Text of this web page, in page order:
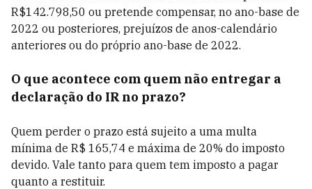
R$142.798,50 ou pretende compensar, no ano-base de
2022 ou posteriores, prejuízos de anos-calendário
anteriores ou do próprio ano-base de 2022.
O que acontece com quem não entregar a
declaração do IR no prazo?
Quem perder o prazo está sujeito a uma multa
mínima de R$ 165,74 e máxima de 20% do imposto
devido. Vale tanto para quem tem imposto a pagar
quanto a restituir.